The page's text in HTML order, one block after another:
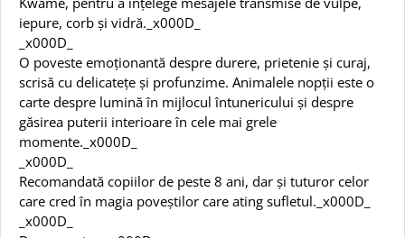
iepure, corb și vidră._x000D_
_x000D_
O poveste emoționantă despre durere, prietenie și curaj,
scrisă cu delicatețe și profunzime. Animalele nopții este o
carte despre lumină în mijlocul întunericului și despre
găsirea puterii interioare în cele mai grele
momente._x000D_
_x000D_
Recomandată copiilor de peste 8 ani, dar și tuturor celor
care cred în magia poveștilor care ating sufletul._x000D_
_x000D_